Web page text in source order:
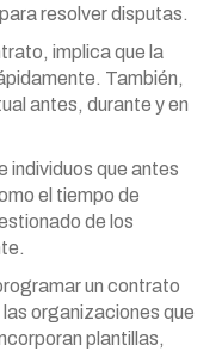
resolver disputas.
implica que la
También,
antes, durante y en
individuos que antes
el tiempo de
de los
un contrato
organizaciones que
plantillas,